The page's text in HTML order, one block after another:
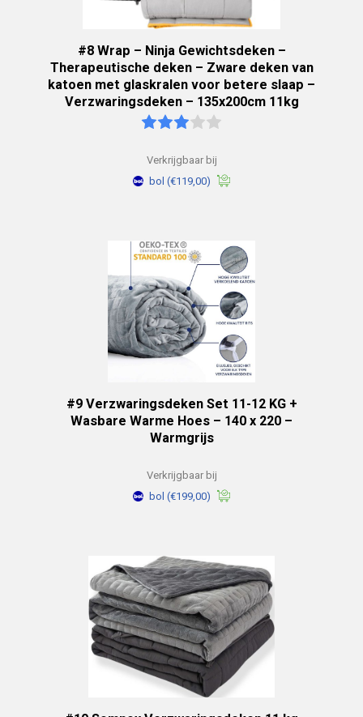
#8 Wrap – Ninja Gewichtsdeken –
Therapeutische deken – Zware deken van
katoen met glaskralen voor betere slaap –
Verzwaringsdeken – 135x200cm 11kg
Verkrijgbaar bij
bol (€119,00)
#9 Verzwaringsdeken Set 11-12 KG +
Wasbare Warme Hoes – 140 x 220 –
Warmgrijs
Verkrijgbaar bij
bol (€199,00)